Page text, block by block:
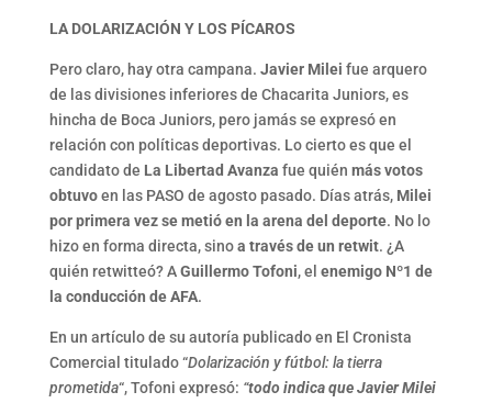
LA DOLARIZACIÓN Y LOS PÍCAROS
Pero claro, hay otra campana. Javier Milei fue arquero
de las divisiones inferiores de Chacarita Juniors, es
hincha de Boca Juniors, pero jamás se expresó en
relación con políticas deportivas. Lo cierto es que el
candidato de La Libertad Avanza fue quién más votos
obtuvoen las PASO de agosto pasado. Días atrás, Milei
por primera vez se metió en la arena del deporte. No lo
hizo en forma directa, sinoa través de un retwit. ¿A
quién retwitteó? AGuillermo Tofoni, el enemigo Nº1 de
la conducción de AFA.
En un artículo de su autoría publicado en El Cronista
Comercial titulado “Dolarización y fútbol: la tierra
prometida“, Tofoni expresó: “todo indica que Javier Milei